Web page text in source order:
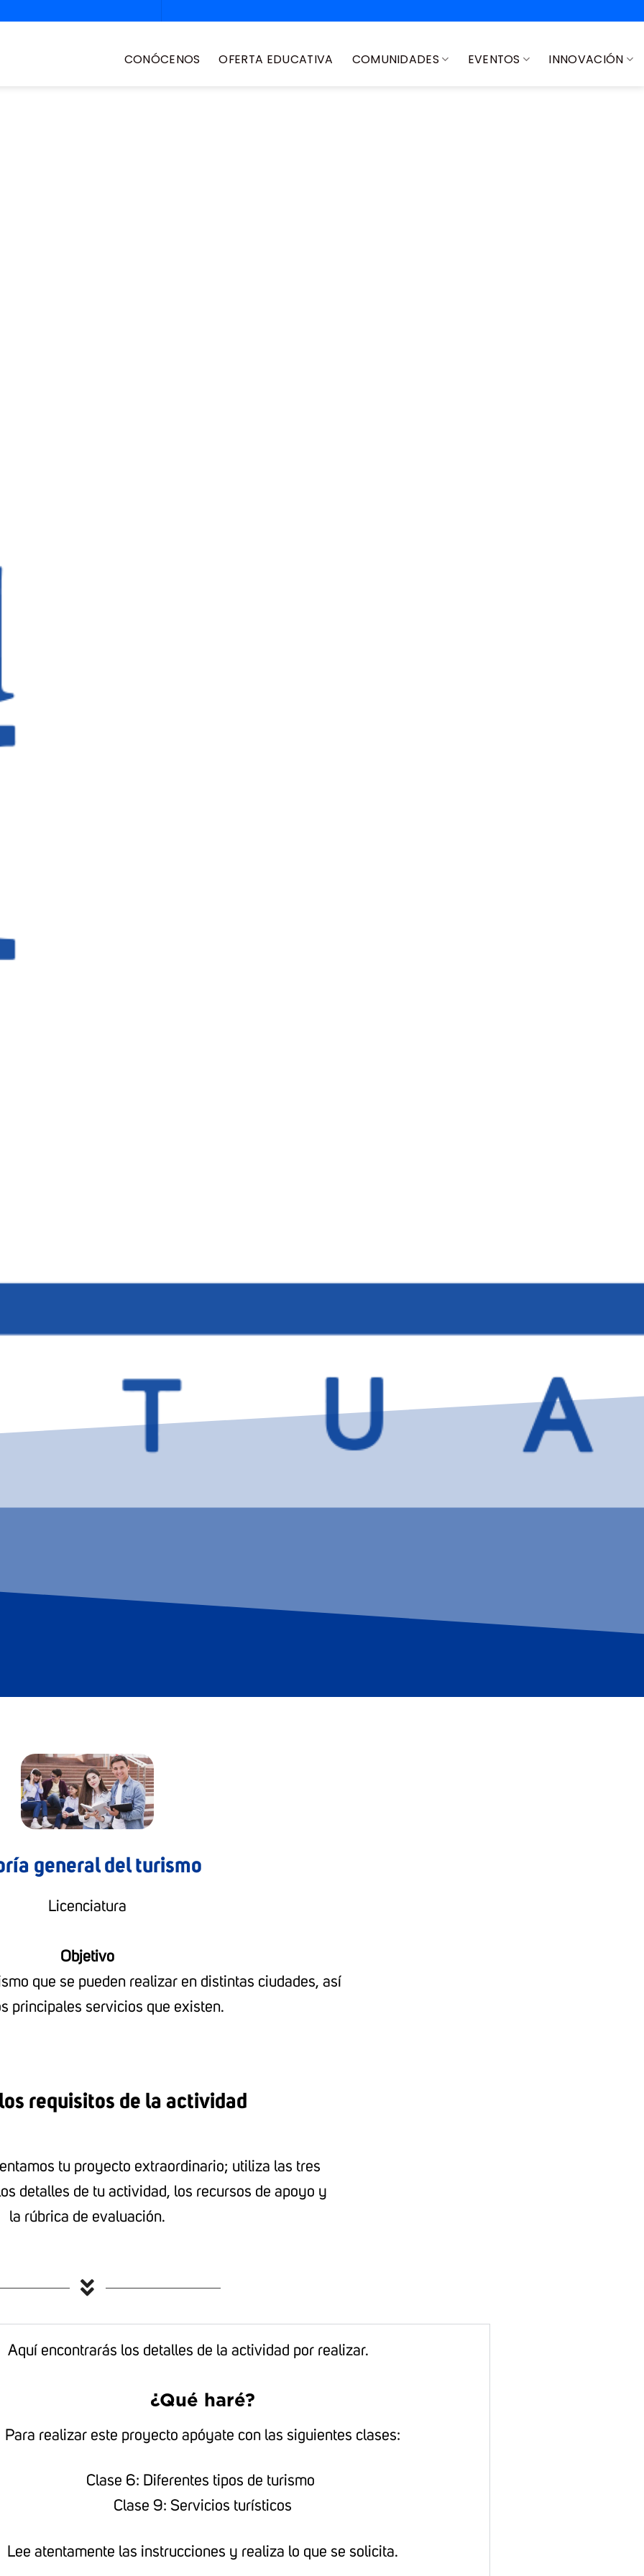
CONÓCENOS OFERTA EDUCATIVA COMUNIDADES EVENTOS INNOVACIÓN
general del turismo
Licenciatura
Objetivo
que se pueden realizar en distintas ciudades, así
principales servicios que existen.
requisitos de la actividad
tu proyecto extraordinario; utiliza las tres
detalles de tu actividad, los recursos de apoyo y
la rúbrica de evaluación.
Aquí encontrarás los detalles de la actividad por realizar.
¿Qué haré?
Para realizar este proyecto apóyate con las siguientes clases:
Clase 6: Diferentes tipos de turismo
Clase 9: Servicios turísticos
Lee atentamente las instrucciones y realiza lo que se solicita.